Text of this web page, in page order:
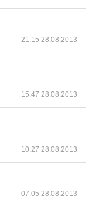
21:15 28.08.2013
15:47 28.08.2013
10:27 28.08.2013
07:05 28.08.2013